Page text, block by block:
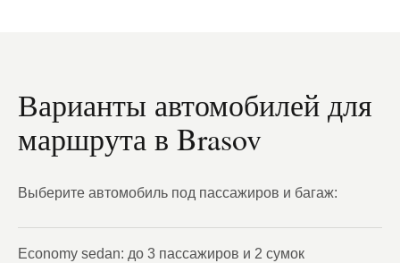
Варианты автомобилей для
маршрута в Brasov
Выберите автомобиль под пассажиров и багаж:
Economy sedan: до 3 пассажиров и 2 сумок